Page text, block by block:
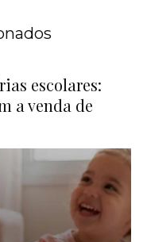
escolares:
a venda de